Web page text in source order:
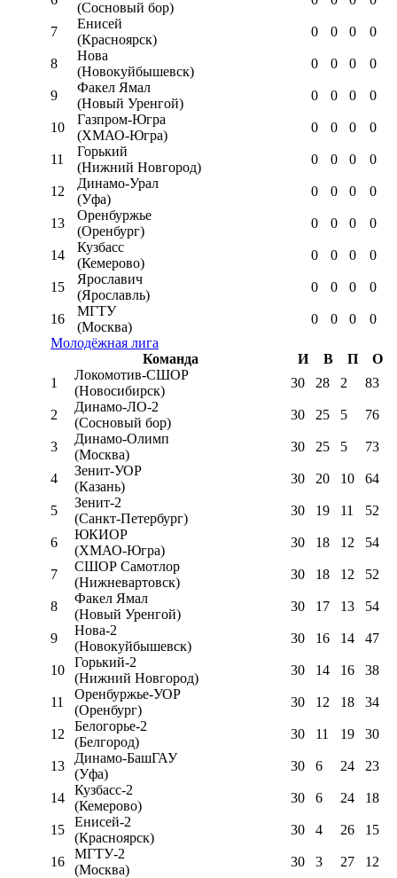
(Сосновый бор)
7
Енисей
(Красноярск)
0 0 0 0
8
Нова
(Новокуйбышевск)
0 0 0 0
9
Факел Ямал
(Новый Уренгой)
0 0 0 0
10
Газпром-Югра
(ХМАО-Югра)
0 0 0 0
11
Горький
(Нижний Новгород)
0 0 0 0
12
Динамо-Урал
(Уфа)
0 0 0 0
13
Оренбуржье
(Оренбург)
0 0 0 0
14
Кузбасс
(Кемерово)
0 0 0 0
15
Ярославич
(Ярославль)
0 0 0 0
16
МГТУ
(Москва)
0 0 0
0
Молодёжная лига
Команда
И В П
О
1
Локомотив-CШОР
(Новосибирск)
30 28 2 83
2
Динамо-ЛО-2
(Сосновый бор)
30 25 5 76
3
Динамо-Олимп
(Москва)
30 25 5 73
4
Зенит-УОР
(Казань)
30 20 10 64
5
Зенит-2
(Санкт-Петербург)
30 19 11 52
6
ЮКИОР
(ХМАО-Югра)
30 18 12 54
7
СШОР Самотлор
(Нижневартовск)
30 18 12 52
8
Факел Ямал
(Новый Уренгой)
30 17 13 54
9
Нова-2
(Новокуйбышевск)
30 16 14 47
10
Горький-2
(Нижний Новгород)
30 14 16 38
11
Оренбуржье-УОР
(Оренбург)
30 12 18 34
12
Белогорье-2
(Белгород)
30 11 19 30
13
Динамо-БашГАУ
(Уфа)
30 6 24 23
14
Кузбасс-2
(Кемерово)
30 6 24 18
15
Енисей-2
(Красноярск)
30 4 26 15
16
МГТУ-2
(Москва)
30 3 27 12